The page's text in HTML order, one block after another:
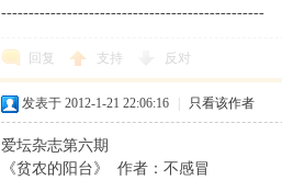
------------------------------------------------
回复 支持 反对
发表于 2012-1-21 22:06:16 只看该作者
爱坛杂志第六期
《贫农的阳台》 作者：不感冒